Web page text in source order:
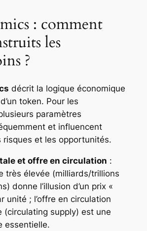
: comment
les
?
décrit la logique économique
token. Pour les
paramètres
et influencent
et les opportunités.
et offre en circulation :
très élevée (milliards/trillions
donne l’illusion d’un prix «
unité ; l’offre en circulation
(circulating supply) est une
essentielle.